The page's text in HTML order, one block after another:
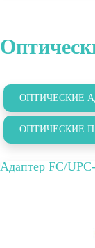
ОПТИЧЕСКИЕ
ОПТИЧЕСКИЕ
Адаптер FC/